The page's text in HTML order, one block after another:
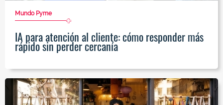
Mundo Pyme
IA para atención al cliente: cómo responder más
rápido sin perder cercanía